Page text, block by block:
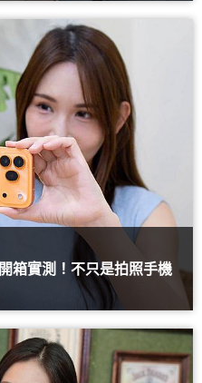
箱實測！不只是拍照手機